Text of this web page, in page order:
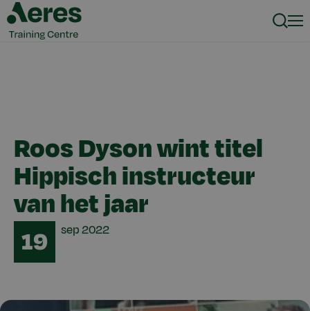
Roos Dyson wint titel
Hippisch instructeur
van het jaar
19 sep2022